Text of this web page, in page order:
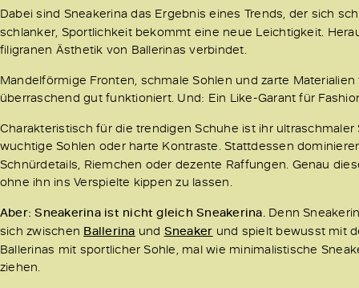
Dabei sind Sneakerina das Ergebnis eines Trends, der sich
schlanker, Sportlichkeit bekommt eine neue Leichtigkeit.
filigranen Ästhetik von Ballerinas verbindet.
Mandelförmige Fronten, schmale Sohlen und zarte
überraschend gut funktioniert. Und: Ein Like-Garant für
Charakteristisch für die trendigen Schuhe ist ihr
wuchtige Sohlen oder harte Kontraste. Stattdessen
Schnürdetails, Riemchen oder dezente Raffungen. Genau
ohne ihn ins Verspielte kippen zu lassen.
Aber: Sneakerina ist nicht gleich Sneakerina.Denn
sich zwischen Ballerina und Sneaker und spielt bewusst mit
Ballerinas mit sportlicher Sohle, mal wie minimalistische
ziehen.